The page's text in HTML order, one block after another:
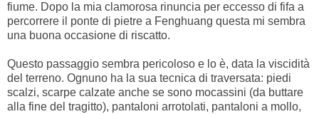
fiume. Dopo la mia clamorosa rinuncia per eccesso di fifa a
percorrere il ponte di pietre a Fenghuang questa mi sembra
una buona occasione di riscatto.
Questo passaggio sembra pericoloso e lo è, data la viscidità
del terreno. Ognuno ha la sua tecnica di traversata: piedi
scalzi, scarpe calzate anche se sono mocassini (da buttare
alla fine del tragitto), pantaloni arrotolati, pantaloni a mollo,